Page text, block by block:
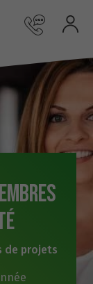
de projets